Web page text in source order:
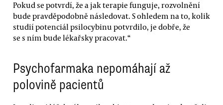
Pokud se potvrdí, že a jak terapie funguje, rozvolnění
bude pravděpodobně následovat. S ohledem na to, kolik
studií potenciál psilocybinu potvrdilo, je dobře, že
se s ním bude lékařsky pracovat.“
Psychofarmaka nepomáhají až
polovině pacientů